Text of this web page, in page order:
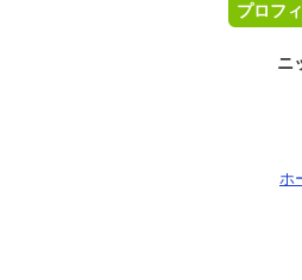
プロフ
ニ
ホ